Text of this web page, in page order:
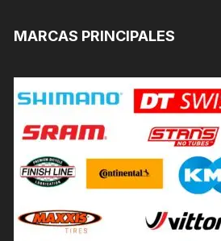
MARCAS PRINCIPALES